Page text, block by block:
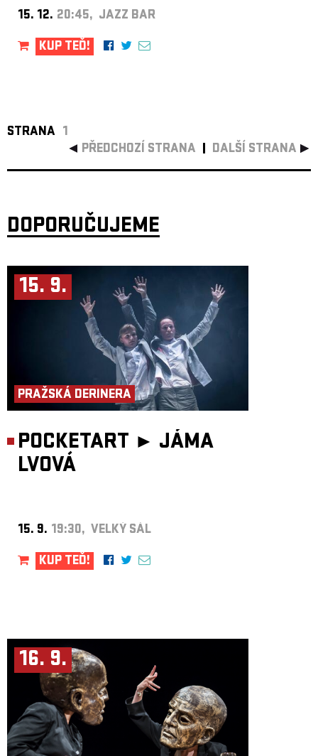
15. 12. 20:45, JAZZ BAR
KUP TEĎ!
STRANA 1
PŘEDCHOZÍ STRANA
DALŠÍ STRANA
DOPORUČUJEME
15. 9.
PRAŽSKÁ DERINERA
POCKETART ► JÁMA
LVOVÁ
15. 9. 19:30, VELKÝ SÁL
KUP TEĎ!
16. 9.